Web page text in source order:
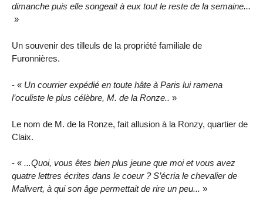
dimanche puis elle songeait à eux tout le reste de la semaine...
»
Un souvenir des tilleuls de la propriété familiale de
Furonnières.
- « Un courrier expédié en toute hâte à Paris lui ramena
l’oculiste le plus célèbre, M. de la Ronze.. »
Le nom de M. de la Ronze, fait allusion à la Ronzy, quartier de
Claix.
- « ...Quoi, vous êtes bien plus jeune que moi et vous avez
quatre lettres écrites dans le coeur ? S’écria le chevalier de
Malivert, à qui son âge permettait de rire un peu... »